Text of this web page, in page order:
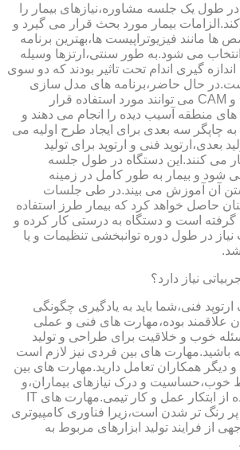
در طول یک جلسه مشاوره،نیازهای بیمار را
بیمار مورد بحث قرار می گیرد و
ها مانند فیزیوتراپیست ها،بهترین برنامه
می شود.به طور سنتی،ارتزها وسیله
گیری اندام تحت تاثیر بودند که دو سوی
حال حاضر،برنامه های مدل سازی
کامپیوتری مانند CAD و CAM می توانند مورد استفاده قرار
های منطقه آسیب دیده را انجام می دهند و
چاپگر سه بعدی برای ایجاد طرح اولیه می
بعدی،ارتوپد فنی و ارتوپد برای تولید
می کنند.این دستگاه در طول جلسه
و بیمار به طور کامل در زمینه
آن آموزش می بیند.در طی جلسات
حاصل خواهد کرد که بیمار طرز استفاده
گرفته است و دستگاه به درستی کار کرده و
در طول دوره توانبخشی تنظیمات و یا
نیاز دارد؟
فنی،شما باید به یادگیری چگونگی
علاقمند بوده،مهارت های فنی و عملی
خوب و خلاقیت برای طراحی و تولید
باشید.مهارت های بین فردی نیز لازم است
و دیگر همکاران تعامل دارید.مهارت های بین
خوب،حساسیت و درک نیازهای بیماران،و
همچنین توانایی استفاده از ابتکار عمل و کار تیمی.مهارت های IT
رنگ تر شدن است،زیرا فناوری کامپیوتری
از فرایند تولید ابزارهای مربوط به